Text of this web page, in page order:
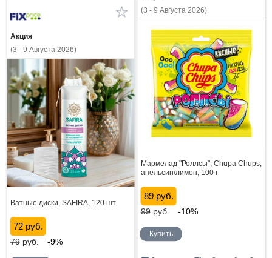
(3 - 9 Августа 2026)
Мармелад "Роллсы", Chupa Chups,
апельсин/лимон, 100 г
89 руб.
99руб. -10%
Купить
Акция
(3 - 9 Августа 2026)
Ватные диски, SAFIRA, 120 шт.
72 руб.
79руб. -9%